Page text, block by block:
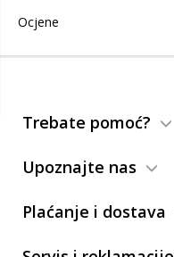
Ocjene
Trebate pomoć?
Upoznajte nas
Plaćanje i dostava